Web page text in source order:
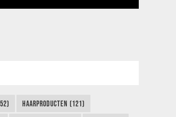
HAARPRODUCTEN (121)